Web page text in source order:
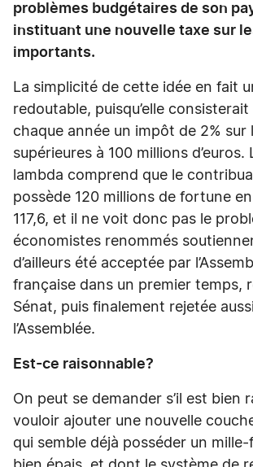
problèmes budgétaires de son
instituant une nouvelle taxe sur
importants.
La simplicité de cette idée en fait
redoutable, puisqu’elle
chaque année un impôt de 2% sur
supérieures à 100 millions d’euros.
lambda comprend que le
possède 120 millions de fortune
117,6, et il ne voit donc pas le
économistes renommés
d’ailleurs été acceptée par
française dans un premier temps,
Sénat, puis finalement rejetée
l’Assemblée.
Est-ce raisonnable?
On peut se demander s’il est bien
vouloir ajouter une nouvelle
qui semble déjà posséder un mille-